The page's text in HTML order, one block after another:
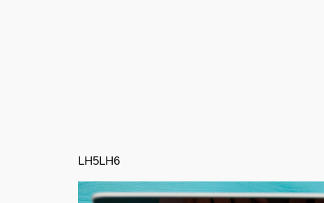
LH5LH6